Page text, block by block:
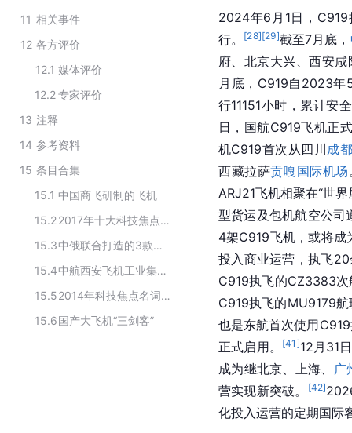
11 相关事件
12 各方评价
12.1 媒体评价
12.2专家评价
13 注释
14 参考资料
15 条目合集
15.1 中国商飞研制的飞机
15.2
2017年十大科技焦点名词
15.3
中俄联合打造的3款国产大飞机
15.4
中航西安飞机工业集团股份有限公司旗下的产品
15.5
2014年科技焦点名词排行榜Top10
15.6国产大飞机“三剑客”
2024年6月1日，C919
行。
[28][29]截至7月底，
府、北京大兴、西安
月底，C919自2023
行11151小时，累计安
日，国航C919飞机正
机C919首次从四川 成
西藏拉萨贡嘎国际机场
ARJ21飞机相聚在“世
型货运及包机航空公
4架C919飞机，或将成
投入商业运营，执飞
C919执飞的CZ3383次
C919执飞的MU9179
也是东航首次使用
正式启用。
[41 ]12月31
成为继北京、上海、
广
营实现新突破。
[42]
化投入运营的定期国际